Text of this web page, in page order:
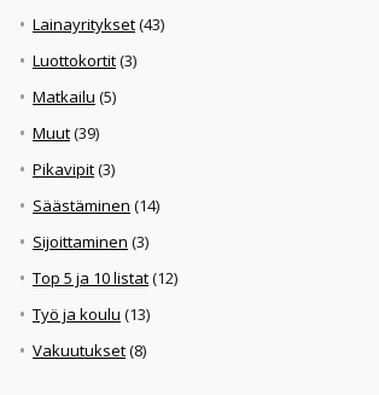
Lainayritykset(43)
Luottokortit(3)
Matkailu (5)
Muut(39)
Pikavipit(3)
Säästäminen (14)
Sijoittaminen (3)
Top 5 ja 10 listat(12)
Työ ja koulu (13)
Vakuutukset(8)